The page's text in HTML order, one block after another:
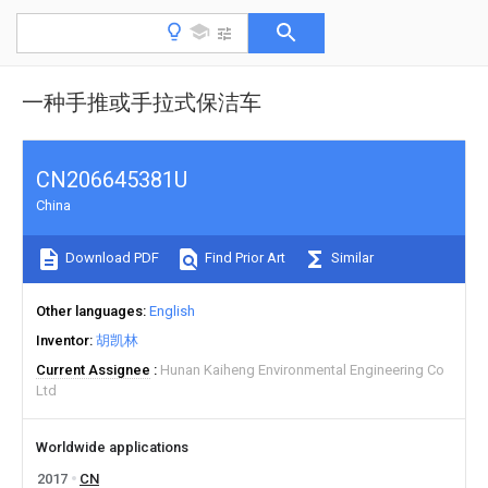
一种手推或手拉式保洁车
CN206645381U
China
Download PDF Find Prior Art Similar
Other languages English
Inventor 胡凯林
Current Assignee
Hunan Kaiheng Environmental Engineering Co
Ltd
Worldwide applications
2017
CN